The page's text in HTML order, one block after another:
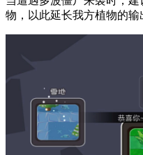
物，以此延长我方植物的输